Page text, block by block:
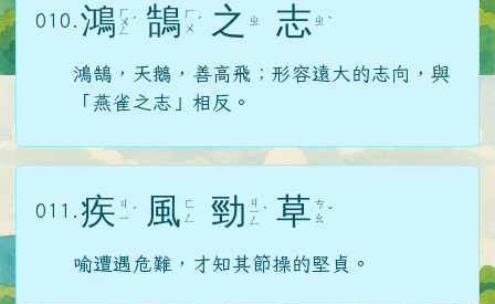
010. 鴻 ㄏ
ㄨ
ㄥ
ˊ 鵠 ㄏ
ㄨ ˊ 之 ㄓ 志 ㄓ ˋ
鴻鵠，天鵝，善高飛；形容遠大的志向，與
「燕雀之志」相反。
011. 疾 ㄐ
ㄧ ˊ 風 ㄈ
ㄥ
勁 ㄐ
ㄧ
ㄥ
ˋ 草 ㄘ
ㄠ ˇ
喻遭遇危難，才知其節操的堅貞。